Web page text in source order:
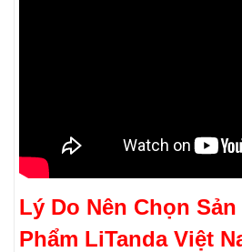
Lý Do Nên Chọn Sản
Phẩm LiTanda Việt